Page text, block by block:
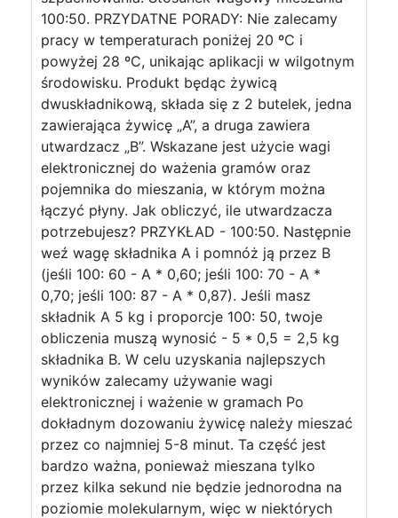
100:50. PRZYDATNE PORADY: Nie zalecamy
pracy w temperaturach poniżej 20 ºC i
powyżej 28 ºC, unikając aplikacji w wilgotnym
środowisku. Produkt będąc żywicą
dwuskładnikową, składa się z 2 butelek, jedna
zawierająca żywicę „A”, a druga zawiera
utwardzacz „B”. Wskazane jest użycie wagi
elektronicznej do ważenia gramów oraz
pojemnika do mieszania, w którym można
łączyć płyny. Jak obliczyć, ile utwardzacza
potrzebujesz? PRZYKŁAD - 100:50. Następnie
weź wagę składnika A i pomnóż ją przez B
(jeśli 100: 60 - A * 0,60; jeśli 100: 70 - A *
0,70; jeśli 100: 87 - A * 0,87). Jeśli masz
składnik A 5 kg i proporcje 100: 50, twoje
obliczenia muszą wynosić - 5 * 0,5 = 2,5 kg
składnika B. W celu uzyskania najlepszych
wyników zalecamy używanie wagi
elektronicznej i ważenie w gramach Po
dokładnym dozowaniu żywicę należy mieszać
przez co najmniej 5-8 minut. Ta część jest
bardzo ważna, ponieważ mieszana tylko
przez kilka sekund nie będzie jednorodna na
poziomie molekularnym, więc w niektórych